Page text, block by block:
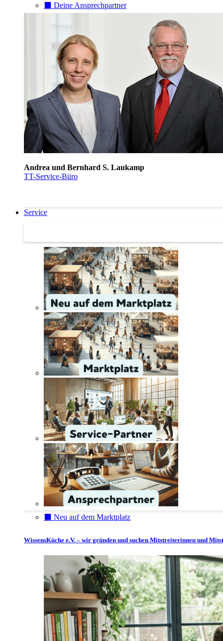
⬛️ Deine Ansprechpartner
Andrea und Bernhard S. Laukamp
TT-Service-Büro
Service
⬛️ Neu auf dem Marktplatz
WissensKüche e.V. – wir gründen und suchen Mitstreiterinnen und